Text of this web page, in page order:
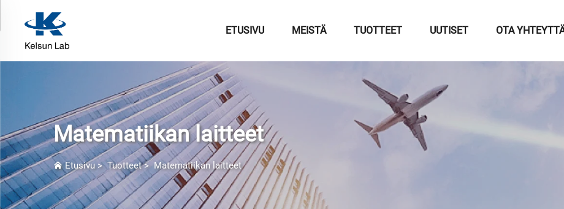
ETUSIVU MEISTÄ TUOTTEET UUTISET OTA
Matematiikan laitteet
Etusivu>Tuotteet>Matematiikan laitteet